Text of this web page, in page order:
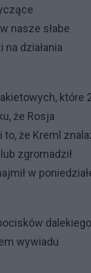
nasze słabe
działania
które
że Rosja
że Kreml
zgromadził
w
dalekiego
wywiadu